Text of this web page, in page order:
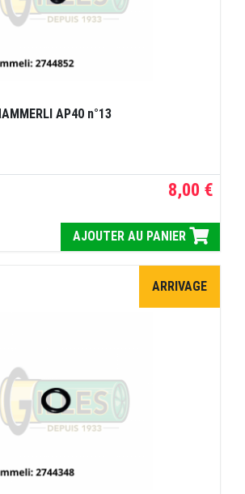
AP40 n°13
8,00 €
AJOUTER AU PANIER
ARRIVAGE